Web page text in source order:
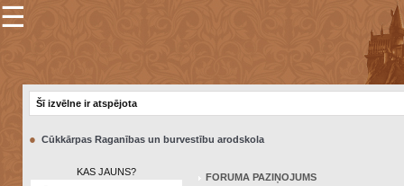
×
☰
Šī izvēlne ir atspējota
● Cūkkārpas Raganības un burvestību arodskola
KAS JAUNS?
FORUMA PAZIŅOJUMS